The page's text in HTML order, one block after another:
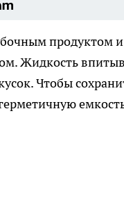
продуктом
Жидкость
Чтобы